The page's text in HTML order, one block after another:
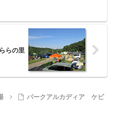
らの里
パークアルカディア ケビ